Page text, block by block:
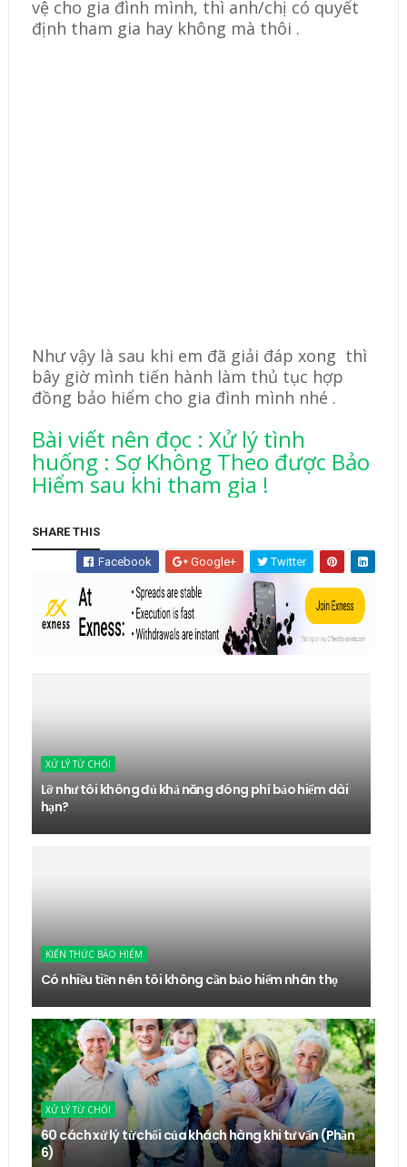
vệ cho gia đình mình, thì anh/chị có quyết
định tham gia hay không mà thôi .
Như vậy là sau khi em đã giải đáp xong thì
bây giờ mình tiến hành làm thủ tục hợp
đồng bảo hiểm cho gia đình mình nhé .
Bài viết nên đọc : Xử lý tình
huống : Sợ Không Theo được Bảo
Hiểm sau khi tham gia !
SHARE THIS
Facebook Google+ Twitter
XỬ LÝ TỪ CHỐI
Lỡ như tôi không đủ khả năng đóng phí bảo hiểm dài
hạn?
KIẾN THỨC BẢO HIỂM
Có nhiều tiền nên tôi không cần bảo hiểm nhân thọ
XỬ LÝ TỪ CHỐI
60 cách xử lý từ chối của khách hàng khi tư vấn (Phần
6)